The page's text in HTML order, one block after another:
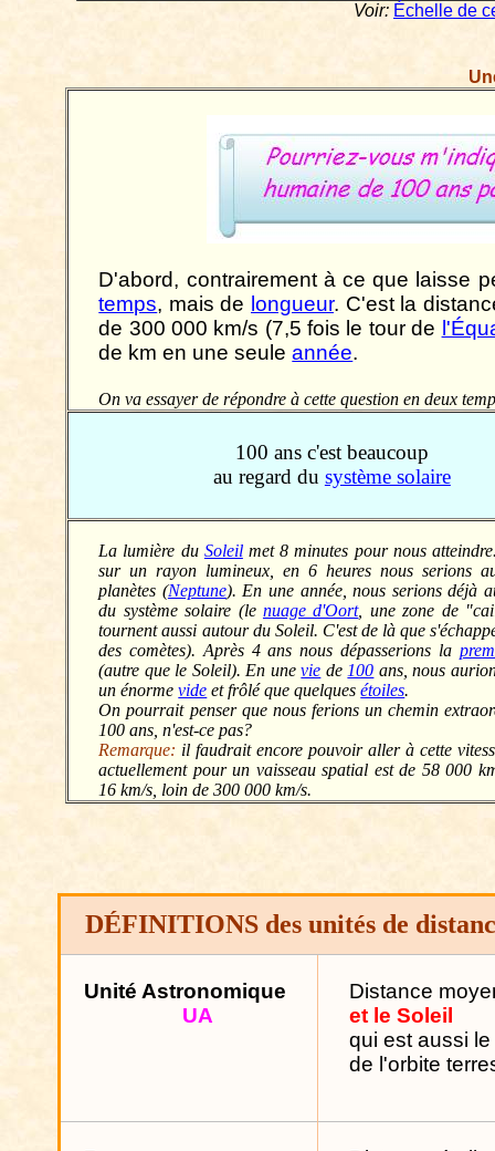
Voir: Échelle de
D'abord, contrairement à ce que laisse
temps, mais de longueur. C'est la
de 300 000 km/s (7,5 fois le tour de
de km en une seuleannée.
On va essayer de répondre à cette question en deux
100 ans c'est beaucoup
au regard du système solaire
La lumière du Soleilmet 8 minutes pour nous
sur un rayon lumineux, en 6 heures nous serions
planètes (Neptune). En une année, nous serions déjà
du système solaire (le nuage d'Oort, une zone de
tournent aussi autour du Soleil. C'est de là que
des comètes). Après 4 ans nous dépasserions la
(autre que le Soleil). En unevie de 100 ans, nous
un énormevide et frôlé que quelquesétoiles.
On pourrait penser que nous ferions un chemin
100 ans, n'est-ce pas?
Remarque: il faudrait encore pouvoir aller à cette
actuellement pour un vaisseau spatial est de 58 000
16 km/s, loin de 300 000 km/s.
DÉFINITIONS des unités de
Unité Astronomique
UA
Distance
et le Soleil
qui est aussi
de l'orbite